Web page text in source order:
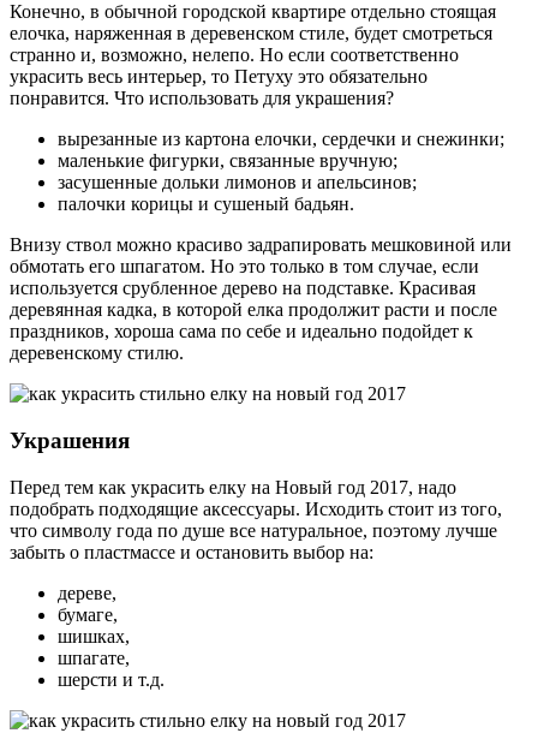
Конечно, в обычной городской квартире отдельно стоящая
елочка, наряженная в деревенском стиле, будет смотреться
странно и, возможно, нелепо. Но если соответственно
украсить весь интерьер, то Петуху это обязательно
понравится. Что использовать для украшения?
вырезанные из картона елочки, сердечки и снежинки;
маленькие фигурки, связанные вручную;
засушенные дольки лимонов и апельсинов;
палочки корицы и сушеный бадьян.
Внизу ствол можно красиво задрапировать мешковиной или
обмотать его шпагатом. Но это только в том случае, если
используется срубленное дерево на подставке. Красивая
деревянная кадка, в которой елка продолжит расти и после
праздников, хороша сама по себе и идеально подойдет к
деревенскому стилю.
Украшения
Перед тем как украсить елку на Новый год 2017, надо
подобрать подходящие аксессуары. Исходить стоит из того,
что символу года по душе все натуральное, поэтому лучше
забыть о пластмассе и остановить выбор на:
дереве,
бумаге,
шишках,
шпагате,
шерсти и т.д.